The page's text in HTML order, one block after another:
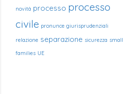
novità processo processo
civile pronunce giurisprudenziali
relazione separazione sicurezza small
families UE